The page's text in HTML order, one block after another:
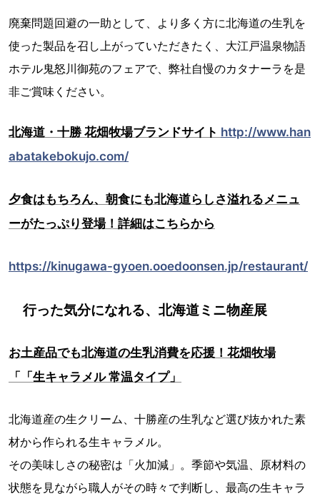
廃棄問題回避の一助として、より多く方に北海道の生乳を
使った製品を召し上がっていただきたく、大江戸温泉物語
ホテル鬼怒川御苑のフェアで、弊社自慢のカタナーラを是
非ご賞味ください。
北海道・十勝 花畑牧場ブランドサイト http://www.han
abatakebokujo.com/
夕食はもちろん、朝食にも北海道らしさ溢れるメニュ
ーがたっぷり登場！詳細はこちらから
https://kinugawa-gyoen.ooedoonsen.jp/restaurant/
行った気分になれる、北海道ミニ物産展
お土産品でも北海道の生乳消費を応援！花畑牧場
「「生キャラメル 常温タイプ」
北海道産の生クリーム、十勝産の生乳など選び抜かれた素
材から作られる生キャラメル。
その美味しさの秘密は「火加減」。季節や気温、原材料の
状態を見ながら職人がその時々で判断し、最高の生キャラ